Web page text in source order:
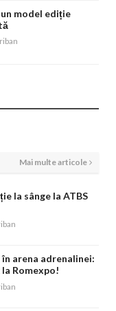
model ediție
Mai multe articole
la sânge la ATBS
arena adrenalinei:
Romexpo!